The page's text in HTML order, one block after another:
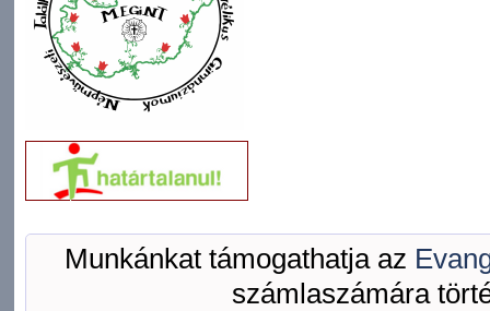
Munkánkat támogathatja az
számlaszámára